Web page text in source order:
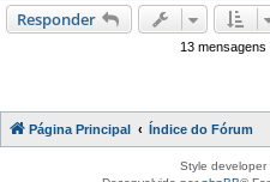
m
Responder
13 mensagens
Página Principal Índice do Fórum
Style developer